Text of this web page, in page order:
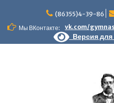
content
(86355)4-39-86
Мы ВКонтакте:
vk.com/
Версия для